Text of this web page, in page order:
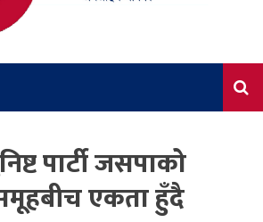
पार्टी जसपाको
समूहबीच एकता हुँदै